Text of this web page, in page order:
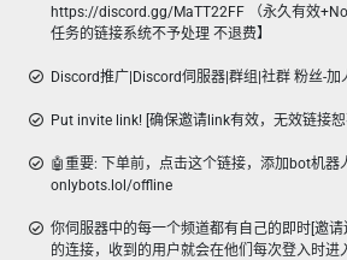
https://discord.gg/MaTT22FF （永久有效
任务的链接系统不予处理 不退费】
Discord推广|Discord伺服器|群组|社群 粉丝-
Put invite link! [确保邀请link有效，无效链接恕
🤖重要: 下单前，点击这个链接，添加bot机器
onlybots.lol/offline
你伺服器中的每一个频道都有自己的即时[邀
的连接，收到的用户就会在他们每次登入时进